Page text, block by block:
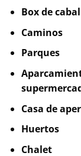
Box de
Caminos
Parques
Casa de
Huertos
Chalet